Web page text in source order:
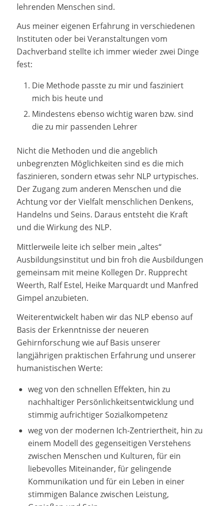
lehrenden Menschen sind.
Aus meiner eigenen Erfahrung in verschiedenen
Instituten oder bei Veranstaltungen vom
Dachverband stellte ich immer wieder zwei Dinge
fest:
Die Methode passte zu mir und fasziniert
mich bis heute und
Mindestens ebenso wichtig waren bzw. sind
die zu mir passenden Lehrer
Nicht die Methoden und die angeblich
unbegrenzten Möglichkeiten sind es die mich
faszinieren, sondern etwas sehr NLP urtypisches.
Der Zugang zum anderen Menschen und die
Achtung vor der Vielfalt menschlichen Denkens,
Handelns und Seins. Daraus entsteht die Kraft
und die Wirkung des NLP.
Mittlerweile leite ich selber mein „altes“
Ausbildungsinstitut und bin froh die Ausbildungen
gemeinsam mit meine Kollegen Dr. Rupprecht
Weerth, Ralf Estel, Heike Marquardt und Manfred
Gimpel anzubieten.
Weiterentwickelt haben wir das NLP ebenso auf
Basis der Erkenntnisse der neueren
Gehirnforschung wie auf Basis unserer
langjährigen praktischen Erfahrung und unserer
humanistischen Werte:
weg von den schnellen Effekten, hin zu
nachhaltiger Persönlichkeitsentwicklung und
stimmig aufrichtiger Sozialkompetenz
weg von der modernen Ich-Zentriertheit, hin zu
einem Modell des gegenseitigen Verstehens
zwischen Menschen und Kulturen, für ein
liebevolles Miteinander, für gelingende
Kommunikation und für ein Leben in einer
stimmigen Balance zwischen Leistung,